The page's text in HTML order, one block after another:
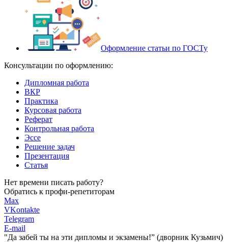
Оформление статьи по ГОСТу
Консультации по оформлению:
Дипломная работа
ВКР
Практика
Курсовая работа
Реферат
Контрольная работа
Эссе
Решение задач
Презентация
Статья
Нет времени писать работу?
Обратись к профи-репетиторам
Max
VKontakte
Telegram
E-mail
"Да забей ты на эти дипломы и экзамены!” (дворник Кузьмич)